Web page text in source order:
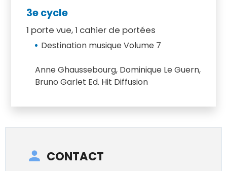
3e cycle
1 porte vue, 1 cahier de portées
Destination musique Volume 7
Anne Ghaussebourg, Dominique Le Guern,
Bruno Garlet Ed. Hit Diffusion
CONTACT